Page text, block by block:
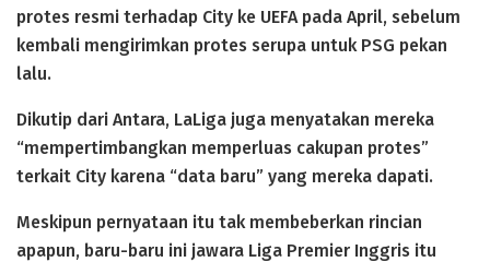
protes resmi terhadap City ke UEFA pada April, sebelum
kembali mengirimkan protes serupa untuk PSG pekan
lalu.
Dikutip dari Antara, LaLiga juga menyatakan mereka
“mempertimbangkan memperluas cakupan protes”
terkait City karena “data baru” yang mereka dapati.
Meskipun pernyataan itu tak membeberkan rincian
apapun, baru-baru ini jawara Liga Premier Inggris itu